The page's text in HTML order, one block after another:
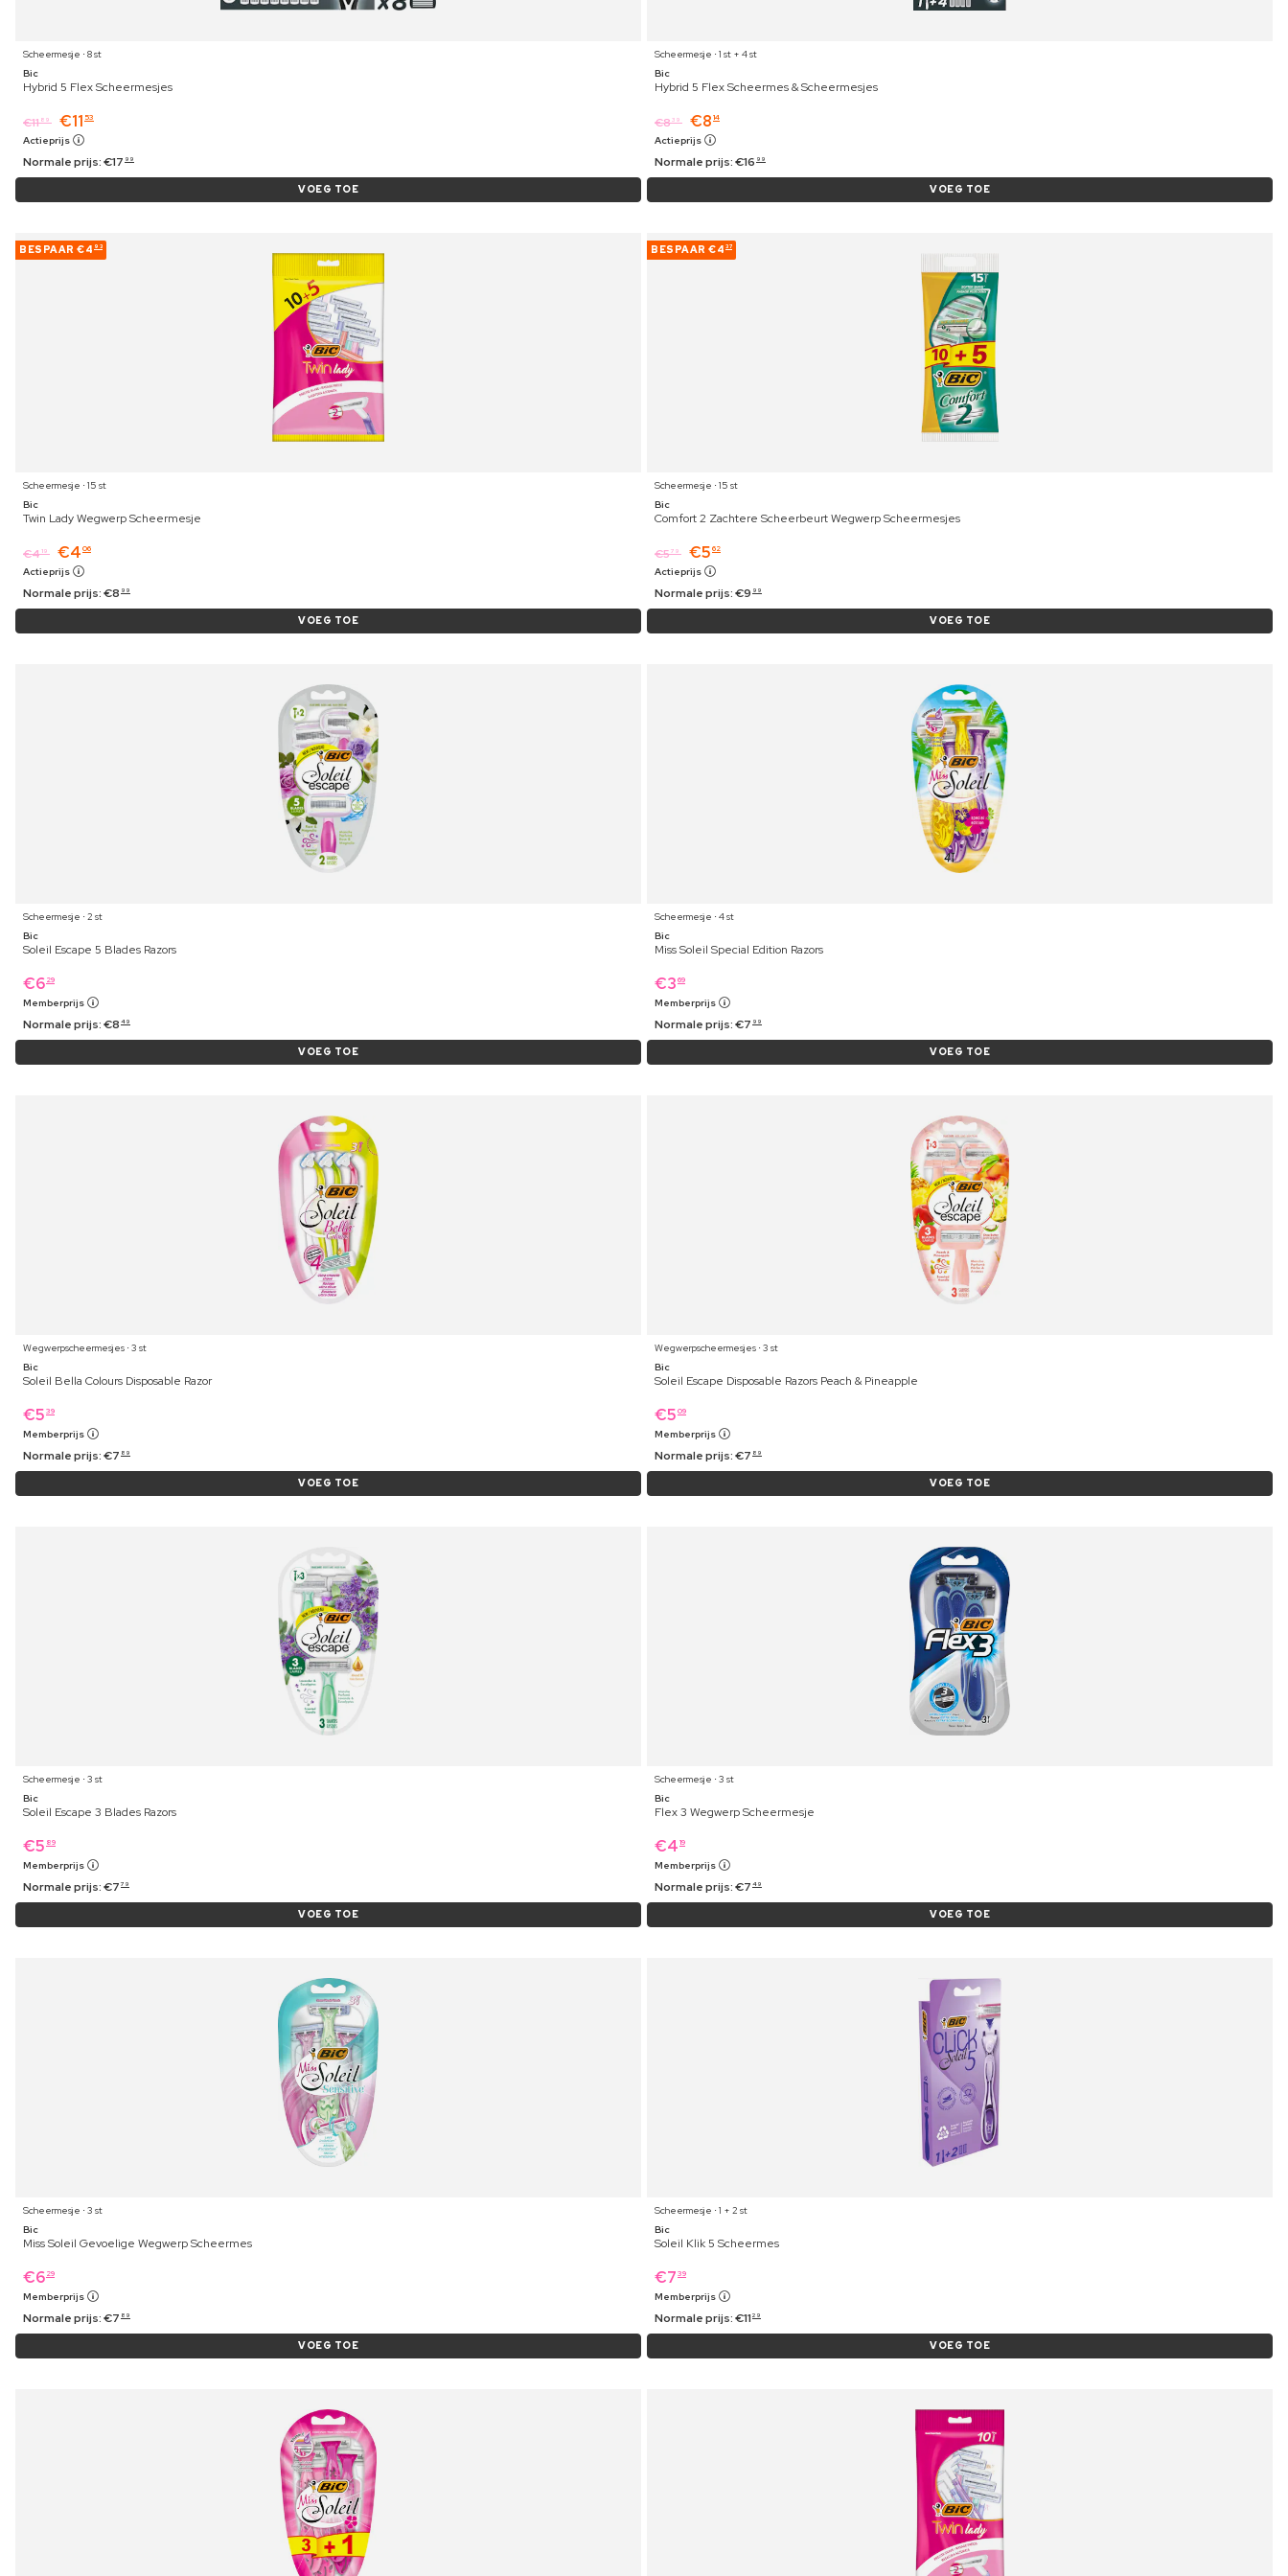
Scheermesje ⋅ 8 st
Bic
Hybrid 5 Flex Scheermesjes
€11 89 €11 53
Actieprijs
Normale prijs:€17 99
VOEG TOE
Scheermesje ⋅ 1 st + 4 st
Bic
Hybrid 5 Flex Scheermes & Scheermesjes
€839 €8 14
Actieprijs
Normale prijs:€16 99
VOEG TOE
BESPAAR €4 93
Scheermesje ⋅ 15 st
Bic
Twin Lady Wegwerp Scheermesje
€419 €4 06
Actieprijs
Normale prijs:€8 99
VOEG TOE
BESPAAR €4 37
Scheermesje ⋅ 15 st
Bic
Comfort 2 Zachtere Scheerbeurt Wegwerp Scheermesjes
€579 €5 62
Actieprijs
Normale prijs:€9 99
VOEG TOE
Scheermesje ⋅ 2 st
Bic
Soleil Escape 5 Blades Razors
€6 29
Memberprijs
Normale prijs:€8 49
VOEG TOE
Scheermesje ⋅ 4 st
Bic
Miss Soleil Special Edition Razors
€3 69
Memberprijs
Normale prijs:€7 99
VOEG TOE
Wegwerpscheermesjes ⋅ 3 st
Bic
Soleil Bella Colours Disposable Razor
€5 39
Memberprijs
Normale prijs:€7 89
VOEG TOE
Wegwerpscheermesjes ⋅ 3 st
Bic
Soleil Escape Disposable Razors Peach & Pineapple
€5 09
Memberprijs
Normale prijs:€7 89
VOEG TOE
Scheermesje ⋅ 3 st
Bic
Soleil Escape 3 Blades Razors
€5 89
Memberprijs
Normale prijs:€7 79
VOEG TOE
Scheermesje ⋅ 3 st
Bic
Flex 3 Wegwerp Scheermesje
€4 19
Memberprijs
Normale prijs:€7 49
VOEG TOE
Scheermesje ⋅ 3 st
Bic
Miss Soleil Gevoelige Wegwerp Scheermes
€6 29
Memberprijs
Normale prijs:€7 89
VOEG TOE
Scheermesje ⋅ 1 + 2 st
Bic
Soleil Klik 5 Scheermes
€7 39
Memberprijs
Normale prijs:€11 29
VOEG TOE